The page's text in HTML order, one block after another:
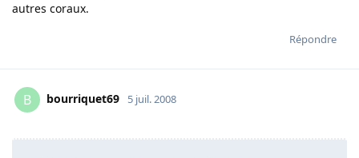
autres coraux.
Répondre
B bourriquet69 5 juil. 2008